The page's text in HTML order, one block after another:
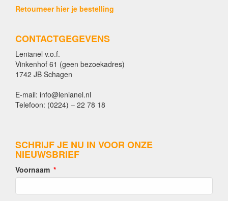
Retourneer hier je bestelling
CONTACTGEGEVENS
Lenianel v.o.f.
Vinkenhof 61 (geen bezoekadres)
1742 JB Schagen
E-mail: info@lenianel.nl
Telefoon: (0224) – 22 78 18
SCHRIJF JE NU IN VOOR ONZE
NIEUWSBRIEF
Voornaam